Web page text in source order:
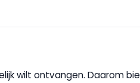
wilt ontvangen. Daarom